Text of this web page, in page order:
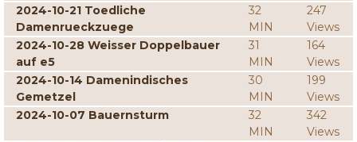
2024-10-21 Toedliche
Damenrueckzuege
32
MIN
247
Views
2024-10-28 Weisser Doppelbauer
auf e5
31
MIN
164
Views
2024-10-14 Damenindisches
Gemetzel
30
MIN
199
Views
2024-10-07 Bauernsturm
32
MIN
342
Views